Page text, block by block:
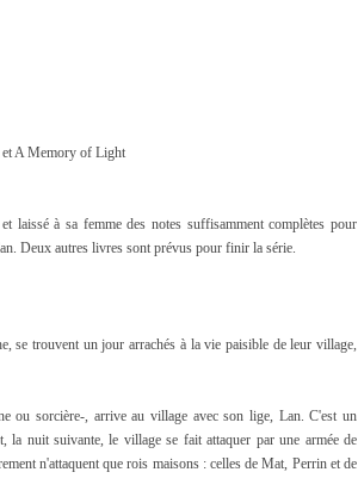
et A Memory of Light
laissé à sa femme des notes suffisamment complètes pour
Deux autres livres sont prévus pour finir la série.
se trouvent un jour arrachés à la vie paisible de leur village,
ou sorcière-, arrive au village avec son lige, Lan. C'est un
la nuit suivante, le village se fait attaquer par une armée de
n'attaquent que rois maisons : celles de Mat, Perrin et de